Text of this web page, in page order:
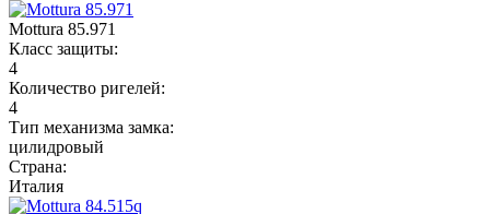
Mottura 85.971
Класс защиты:
4
Количество ригелей:
4
Тип механизма замка:
цилидровый
Страна:
Италия